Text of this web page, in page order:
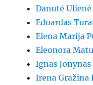
Danutė Ulienė
Eduardas
Elena Marija
Eleonora
Ignas Jonynas
Irena Gražina